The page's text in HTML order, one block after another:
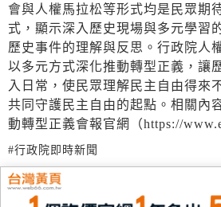
會與人權馬拉松等形式均是民眾期
式，顯示深入歷史現場與多元學習
歷史事件的理解與反思。行政院人
以多元方式深化推動轉型正義，讓
入日常，使民眾理解民主自由得來
共同守護民主自由的起點。相關內
動轉型正義會報官網（https://
#行政院即時新聞